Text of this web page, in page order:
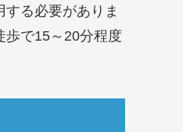
る必要がありま
歩で15～20分程度